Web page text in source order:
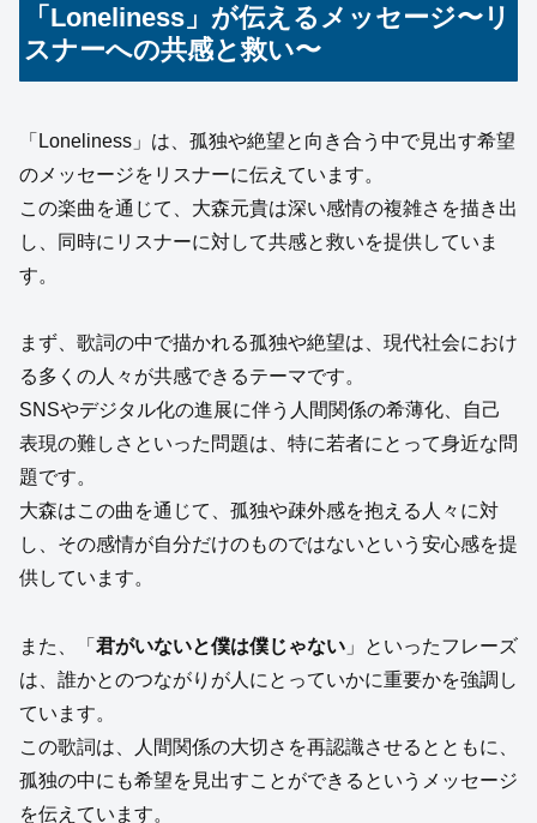
「Loneliness」が伝えるメッセージ〜リ
スナーへの共感と救い〜
「Loneliness」は、孤独や絶望と向き合う中で見出す希望
のメッセージをリスナーに伝えています。
この楽曲を通じて、大森元貴は深い感情の複雑さを描き出
し、同時にリスナーに対して共感と救いを提供していま
す。
まず、歌詞の中で描かれる孤独や絶望は、現代社会におけ
る多くの人々が共感できるテーマです。
SNSやデジタル化の進展に伴う人間関係の希薄化、自己
表現の難しさといった問題は、特に若者にとって身近な問
題です。
大森はこの曲を通じて、孤独や疎外感を抱える人々に対
し、その感情が自分だけのものではないという安心感を提
供しています。
また、「 君がいないと僕は僕じゃない 」といったフレーズ
は、誰かとのつながりが人にとっていかに重要かを強調し
ています。
この歌詞は、人間関係の大切さを再認識させるとともに、
孤独の中にも希望を見出すことができるというメッセージ
を伝えています。